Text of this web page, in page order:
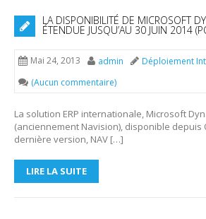
LA DISPONIBILITÉ DE MICROSOFT
ÉTENDUE JUSQU’AU 30 JUIN 2014
Mai 24, 2013 admin
Déploiement
(Aucun commentaire)
La solution ERP internationale, Microsoft
(anciennement Navision), disponible depuis
dernière version, NAV […]
LIRE LA SUITE